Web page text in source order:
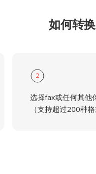
如何转
2
选择fax或任何其他
（支持超过200种格